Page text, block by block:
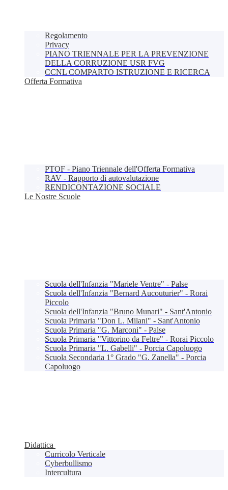
Regolamento
Privacy
PIANO TRIENNALE PER LA PREVENZIONE
DELLA CORRUZIONE USR FVG
CCNL COMPARTO ISTRUZIONE E RICERCA
Offerta Formativa
PTOF - Piano Triennale dell'Offerta Formativa
RAV - Rapporto di autovalutazione
RENDICONTAZIONE SOCIALE
Le Nostre Scuole
Scuola dell'Infanzia "Mariele Ventre" - Palse
Scuola dell'Infanzia "Bernard Aucouturier" - Rorai
Piccolo
Scuola dell'Infanzia "Bruno Munari" - Sant'Antonio
Scuola Primaria "Don L. Milani" - Sant'Antonio
Scuola Primaria "G. Marconi" - Palse
Scuola Primaria "Vittorino da Feltre" - Rorai Piccolo
Scuola Primaria "L. Gabelli" - Porcia Capoluogo
Scuola Secondaria 1° Grado "G. Zanella" - Porcia
Capoluogo
Didattica
Curricolo Verticale
Cyberbullismo
Intercultura